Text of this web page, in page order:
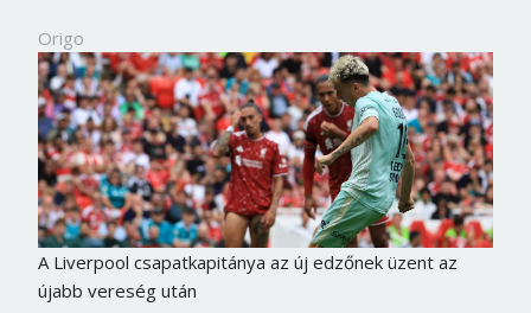
Origo
A Liverpool csapatkapitánya az új edzőnek üzent az
újabb vereség után